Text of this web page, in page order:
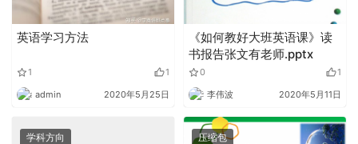
英语学习方法
1 1
admin 2020年5月25日
《如何教好大班英语课》读
书报告张文有老师.pptx
0 1
李伟波 2020年5月11日
学科方向 压缩包